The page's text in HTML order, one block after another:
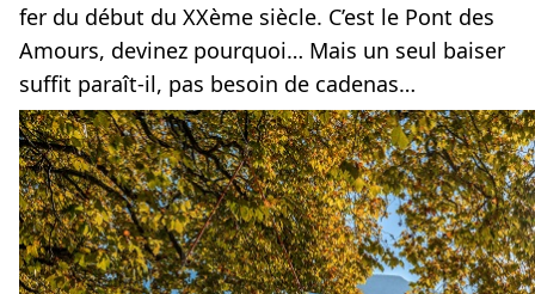
fer du début du XXème siècle. C’est le Pont des
Amours, devinez pourquoi… Mais un seul baiser
suffit paraît-il, pas besoin de cadenas…